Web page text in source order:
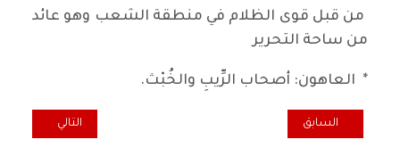
من قبل قوى الظلام في منطقة الشعب وهو عائد
من ساحة التحرير
* العاهون‏: أصحاب الرِّيبِ والخُبْث.
المقال السابق: من مخرجات نظام التفاهة---الأختفاءالقسري!؟
السابق المقال التالي:
التالي